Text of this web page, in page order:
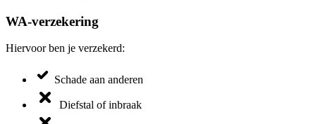
WA-verzekering
Hiervoor ben je verzekerd:
Schade aan anderen
Diefstal of inbraak